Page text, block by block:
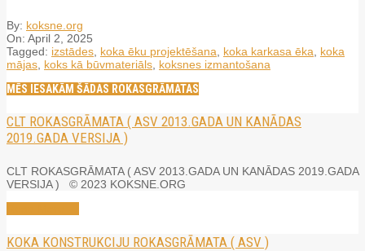
By: koksne.org
On: April 2, 2025
Tagged: izstādes koka ēku projektēšana koka karkasa ēka
koka
mājas koks kā būvmateriāls koksnes izmantošana
MĒS IESAKĀM ŠĀDAS ROKASGRĀMATAS
CLT ROKASGRĀMATA ( ASV 2013.GADA UN KANĀDAS
2019.GADA VERSIJA )
CLT ROKASGRĀMATA ( ASV 2013.GADA UN KANĀDAS 2019.GADA
VERSIJA ) © 2023 KOKSNE.ORG
KOKA KONSTRUKCIJU ROKASGRĀMATA ( ASV )